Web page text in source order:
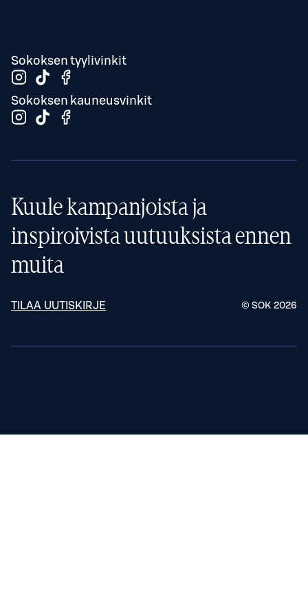
Sokoksen tyylivinkit
Sokoksen kauneusvinkit
Kuule kampanjoista ja
inspiroivista uutuuksista ennen
muita
TILAA UUTISKIRJE © SOK 2026